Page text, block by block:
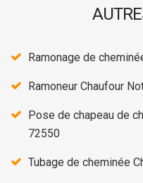
Ramonage de
Ramoneur Chaufour
Pose de chapeau de
72550
Tubage de cheminée